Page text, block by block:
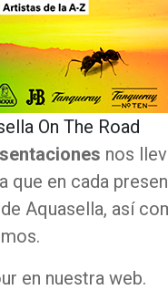
On The Road
nos
que en cada
Aquasella, así
en nuestra web.